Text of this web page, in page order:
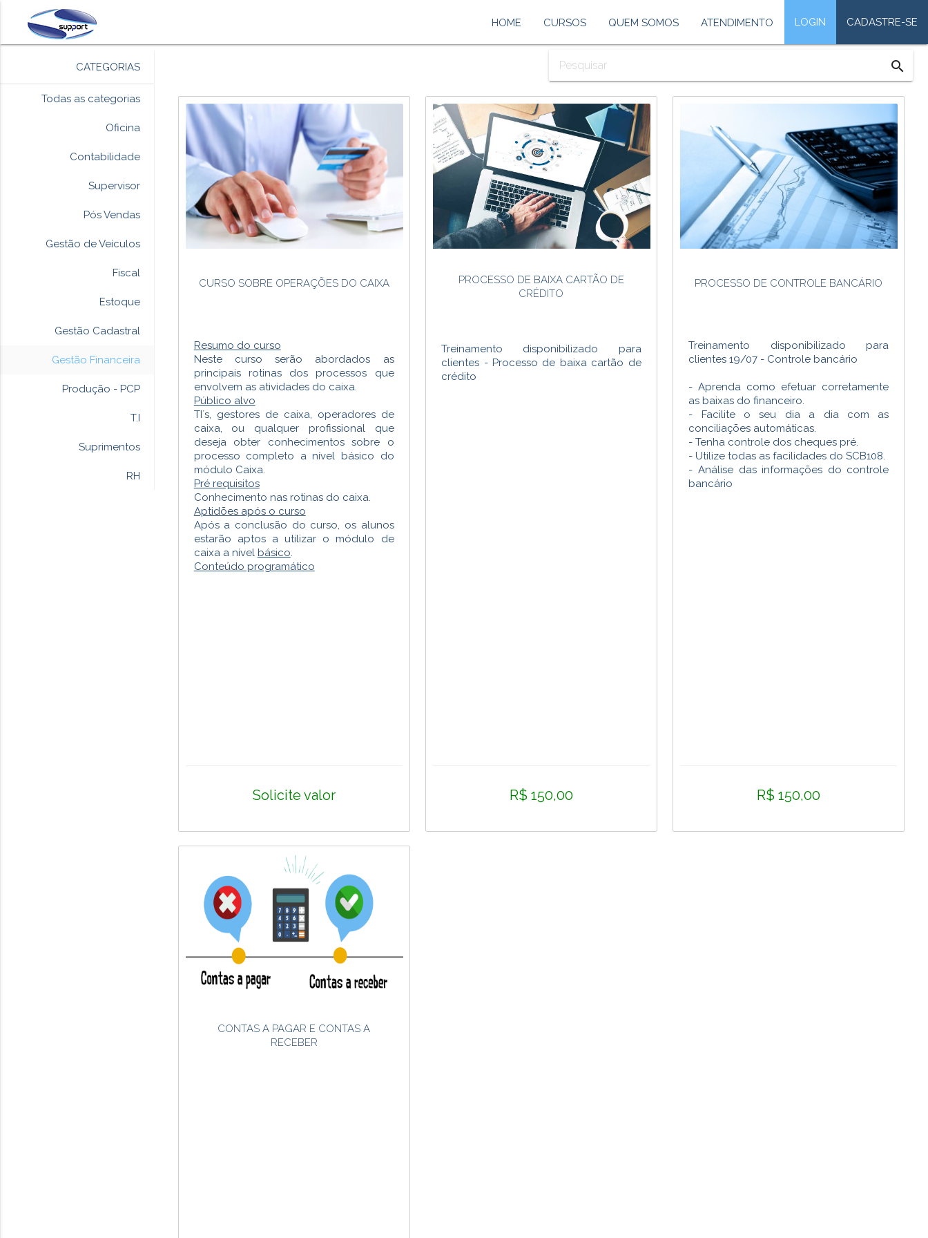
HOME CURSOS QUEM SOMOS ATENDIMENTO LOGIN CADASTRE-SE
CATEGORIAS
Todas as categorias
Oficina
Contabilidade
Supervisor
Pós Vendas
Gestão de Veículos
Fiscal
Estoque
Gestão Cadastral
Gestão Financeira
Produção - PCP
T.I
Suprimentos
RH
search
CURSO SOBRE OPERAÇÕES DO CAIXA
Resumo do curso
Neste curso serão abordados as
principais rotinas dos processos que
envolvem as atividades do caixa.
Público alvo
TI´s, gestores de caixa, operadores de
caixa, ou qualquer profissional que
deseja obter conhecimentos sobre o
processo completo a nível básico do
módulo Caixa.
Pré requisitos
Conhecimento nas rotinas do caixa.
Aptidões após o curso
Após a conclusão do curso, os alunos
estarão aptos a utilizar o módulo de
caixa a nível básico.
Conteúdo programático
Solicite valor
PROCESSO DE BAIXA CARTÃO DE
CRÉDITO
Treinamento disponibilizado para
clientes - Processo de baixa cartão de
crédito
R$ 150,00
PROCESSO DE CONTROLE BANCÁRIO
Treinamento disponibilizado para
clientes 19/07 - Controle bancário
- Aprenda como efetuar corretamente
as baixas do financeiro.
- Facilite o seu dia a dia com as
conciliações automáticas.
- Tenha controle dos cheques pré.
- Utilize todas as facilidades do SCB108.
- Análise das informações do controle
bancário
R$ 150,00
CONTAS A PAGAR E CONTAS A
RECEBER